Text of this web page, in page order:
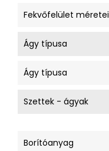
Fekvőfelület méretei
Ágy típusa
Ágy típusa
Szettek - ágyak
Borítóanyag